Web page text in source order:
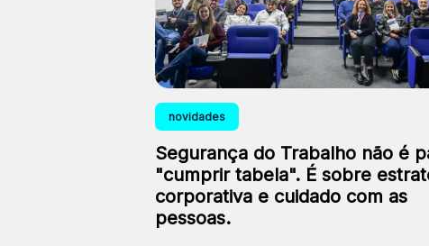
novidades
Segurança do Trabalho não é
"cumprir tabela". É sobre
corporativa e cuidado com as
pessoas.